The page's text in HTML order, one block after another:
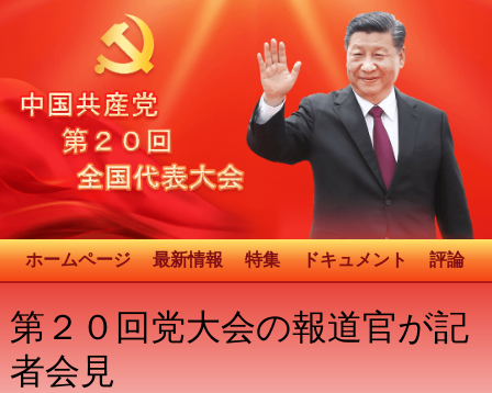
ホームページ 最新情報 特集 ドキュメント 評論
第２０回党大会の報道官が記
者会見